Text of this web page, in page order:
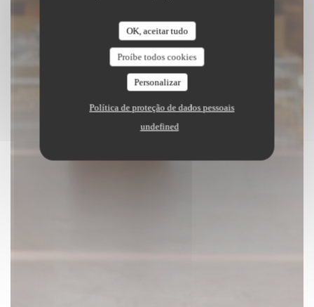
OK, aceitar tudo
Proíbe todos cookies
Personalizar
Política de proteção de dados pessoais
undefined